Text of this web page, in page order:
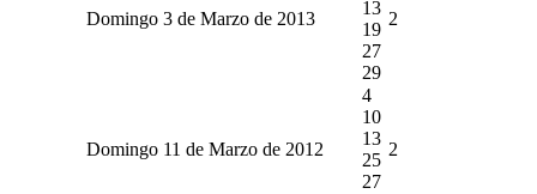
Domingo 3 de Marzo de 2013
13
19
27
29
2
Domingo 11 de Marzo de 2012
4
10
13
25
27
2